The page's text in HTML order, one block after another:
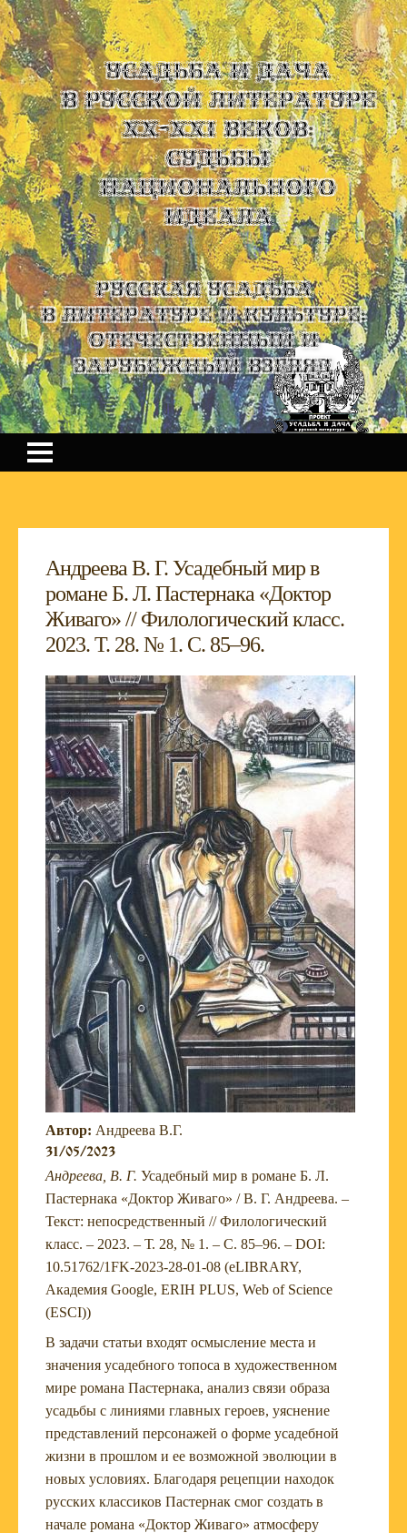
УСАДЬБА И ДАЧА
В РУССКОЙ ЛИТЕРАТУРЕ
XX-XXI ВЕКОВ:
СУДЬБЫ
НАЦИОНАЛЬНОГО
ИДЕАЛА
Русская усадьба
в литературе и культуре:
отечественный и
зарубежный взгляд
Андреева В. Г. Усадебный мир в
романе Б. Л. Пастернака «Доктор
Живаго» // Филологический класс.
2023. Т. 28. № 1. С. 85–96.
Автор: Андреева В.Г.
31/05/2023
Андреева, В. Г. Усадебный мир в романе Б. Л.
Пастернака «Доктор Живаго» / В. Г. Андреева. –
Текст: непосредственный // Филологический
класс. – 2023. – Т. 28, № 1. – С. 85–96. – DOI:
10.51762/1FK-2023-28-01-08 (eLIBRARY,
Академия Google, ERIH PLUS, Web of Science
(ESCI))
В задачи статьи входят осмысление места и
значения усадебного топоса в художественном
мире романа Пастернака, анализ связи образа
усадьбы с линиями главных героев, уяснение
представлений персонажей о форме усадебной
жизни в прошлом и ее возможной эволюции в
новых условиях. Благодаря рецепции находок
русских классиков Пастернак смог создать в
начале романа «Доктор Живаго» атмосферу